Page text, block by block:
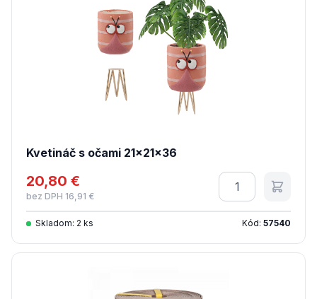
Kvetináč s očami 21x21x36
20,80 €
bez DPH 16,91 €
Množstvo
Skladom: 2 ks Kód: 57540